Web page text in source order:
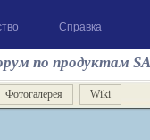
Справка
по продуктам
Фотогалерея Wiki